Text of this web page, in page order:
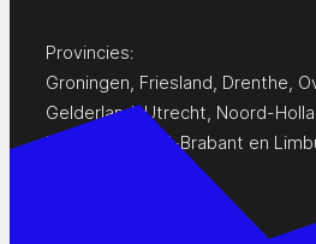
Provincies:
Groningen, Friesland, Drenthe,
Gelderland,Utrecht, Noord-
Zeeland
Noord-Brabant en